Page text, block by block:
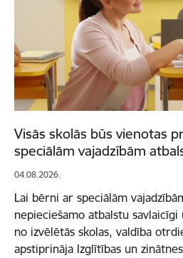
Visās skolās būs vienotas
speciālām vajadzībām
04.08.2026.
Lai bērni ar speciālām
nepieciešamo atbalstu
no izvēlētās skolas, valdība
apstiprināja Izglītības un